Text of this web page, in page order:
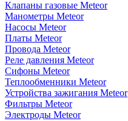
Клапаны газовые Meteor
Манометры Meteor
Насосы Meteor
Платы Meteor
Провода Meteor
Реле давления Meteor
Сифоны Meteor
Теплообменники Meteor
Устройства зажигания Meteor
Фильтры Meteor
Электроды Meteor